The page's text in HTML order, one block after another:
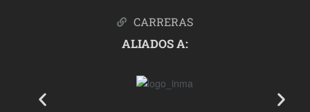
CARRERAS
ALIADOS A: